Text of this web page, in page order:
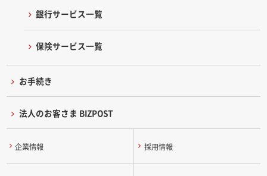
銀行サービス一覧
保険サービス一覧
お手続き
法人のお客さま BIZPOST
企業情報 採用情報